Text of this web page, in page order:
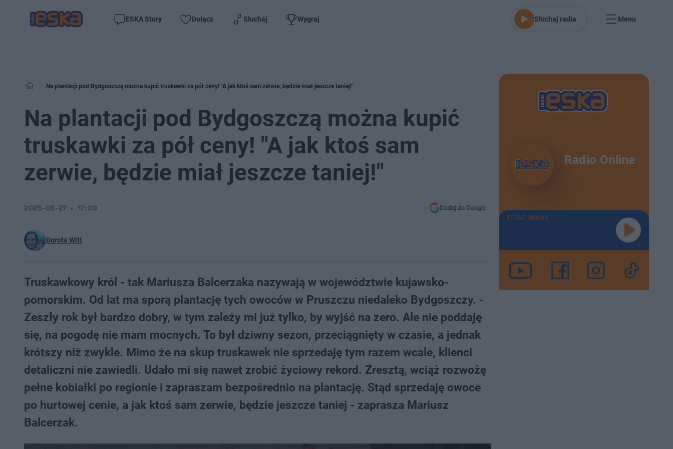
ESKA Story Dołącz Słuchaj Wygraj Słuchaj radia Menu
Na plantacji pod Bydgoszczą można kupić truskawki za pół ceny! "A jak ktoś sam zerwie, będzie miał jeszcze taniej!"
Na plantacji pod Bydgoszczą można kupić
truskawki za pół ceny! "A jak ktoś sam
zerwie, będzie miał jeszcze taniej!"
Dorota Witt
2025-06-27 17:09 Dodaj do Google
Truskawkowy król - tak Mariusza Balcerzaka nazywają w województwie kujawsko-
pomorskim. Od lat ma sporą plantację tych owoców w Pruszczu niedaleko Bydgoszczy. -
Zeszły rok był bardzo dobry, w tym zależy mi już tylko, by wyjść na zero. Ale nie poddaję
się, na pogodę nie mam mocnych. To był dziwny sezon, przeciągnięty w czasie, a jednak
krótszy niż zwykle. Mimo że na skup truskawek nie sprzedaję tym razem wcale, klienci
detaliczni nie zawiedli. Udało mi się nawet zrobić życiowy rekord. Zresztą, wciąż rozwożę
pełne kobiałki po regionie i zapraszam bezpośrednio na plantację. Stąd sprzedaję owoce
po hurtowej cenie, a jak ktoś sam zerwie, będzie jeszcze taniej - zaprasza Mariusz
Balcerzak.
Radio Online
TERAZ GRAMY